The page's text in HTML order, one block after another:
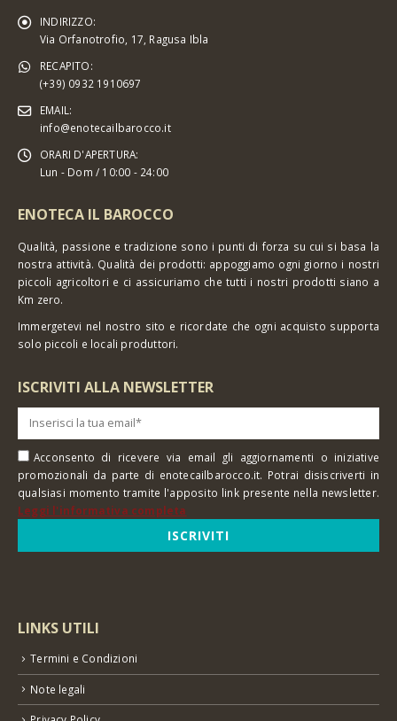
INDIRIZZO:
Via Orfanotrofio, 17, Ragusa Ibla
RECAPITO:
(+39) 0932 1910697
EMAIL:
info@enotecailbarocco.it
ORARI D'APERTURA:
Lun - Dom / 10:00 - 24:00
ENOTECA IL BAROCCO
Qualità, passione e tradizione sono i punti di forza su cui si basa la
nostra attività. Qualità dei prodotti: appoggiamo ogni giorno i nostri
piccoli agricoltori e ci assicuriamo che tutti i nostri prodotti siano a
Km zero.
Immergetevi nel nostro sito e ricordate che ogni acquisto supporta
solo piccoli e locali produttori.
ISCRIVITI ALLA NEWSLETTER
Acconsento di ricevere via email gli aggiornamenti o iniziative
promozionali da parte di enotecailbarocco.it. Potrai disiscriverti in
qualsiasi momento tramite l'apposito link presente nella newsletter.
Leggi l'informativa completa
LINKS UTILI
Termini e Condizioni
Note legali